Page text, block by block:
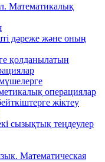
Математикалық
дәреже және оның
қолданылатын
операциялар
жіктеу
сызықтық теңдеулер
Математическая